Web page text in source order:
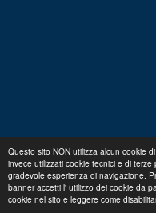
Questo sito NON utilizza alcun cookie
invece utilizzati cookie tecnici e di terze
gradevole esperienza di navigazione.
banner accetti l' utilizzo dei cookie da
cookie nel sito e leggere come
Regolamento
p. iva 13356630155